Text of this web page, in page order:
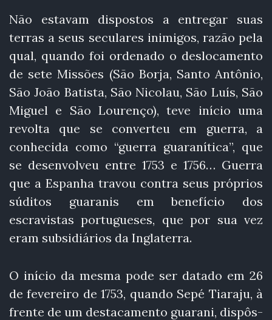
Não estavam dispostos a entregar suas
terras a seus seculares inimigos, razão pela
qual, quando foi ordenado o deslocamento
de sete Missões (São Borja, Santo Antônio,
São João Batista, São Nicolau, São Luís, São
Miguel e São Lourenço), teve início uma
revolta que se converteu em guerra, a
conhecida como “guerra guaranítica”, que
se desenvolveu entre 1753 e 1756… Guerra
que a Espanha travou contra seus próprios
súditos guaranis em benefício dos
escravistas portugueses, que por sua vez
eram subsidiários da Inglaterra.
O início da mesma pode ser datado em 26
de fevereiro de 1753, quando Sepé Tiaraju, à
frente de um destacamento guarani, dispôs-